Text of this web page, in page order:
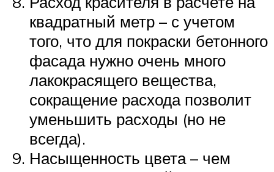
квадратный метр – с учетом
того, что для покраски бетонного
фасада нужно очень много
лакокрасящего вещества,
сокращение расхода позволит
уменьшить расходы (но не
всегда).
Насыщенность цвета – чем